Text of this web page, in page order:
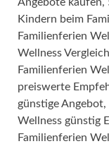
Kindern beim
Familienferien
Wellness
Familienferien
preiswerte
günstige
Wellness günstig
Familienferien